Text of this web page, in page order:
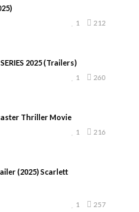
212
1
2025 (Trailers)
260
1
Thriller Movie
216
1
(2025) Scarlett
257
1